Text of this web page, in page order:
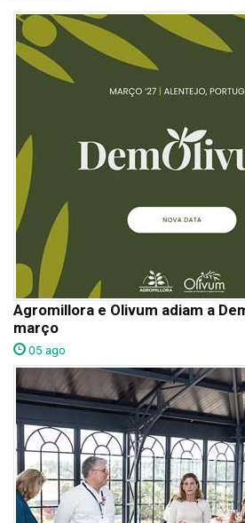
Agromillora e Olivum adiam a
março
05 ago